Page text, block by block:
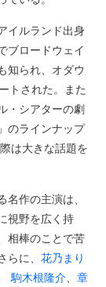
イルランド出身
ブロードウェイ
知られ、オダウ
トされた。また
・シアターの劇
のラインナップ
は大きな話題を
作の主演は、
視野を広く持
相棒のことで苦
に、 花乃まり
駒木根隆介
章